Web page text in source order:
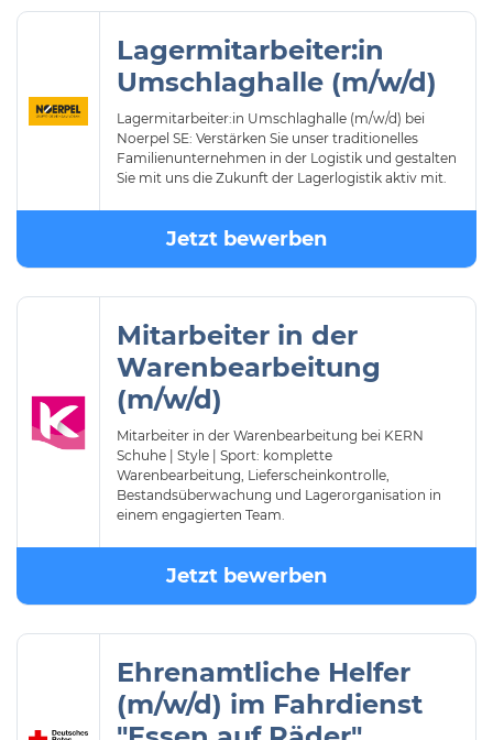
Lagermitarbeiter:in
Umschlaghalle (m/w/d)
Lagermitarbeiter:in Umschlaghalle (m/w/d) bei
Noerpel SE: Verstärken Sie unser traditionelles
Familienunternehmen in der Logistik und gestalten
Sie mit uns die Zukunft der Lagerlogistik aktiv mit.
Jetzt bewerben
Mitarbeiter in der
Warenbearbeitung
(m/w/d)
Mitarbeiter in der Warenbearbeitung bei KERN
Schuhe | Style | Sport: komplette
Warenbearbeitung, Lieferscheinkontrolle,
Bestandsüberwachung und Lagerorganisation in
einem engagierten Team.
Jetzt bewerben
Ehrenamtliche Helfer
(m/w/d) im Fahrdienst